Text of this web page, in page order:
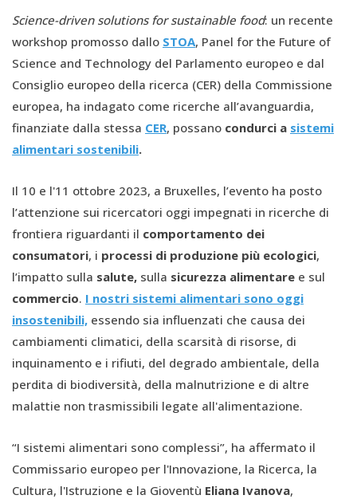
Science-driven solutions for sustainable food: un recente
workshop promosso dallo STOA, Panel for the Future of
Science and Technology del Parlamento europeo e dal
Consiglio europeo della ricerca (CER) della Commissione
europea, ha indagato come ricerche all’avanguardia,
finanziate dalla stessa CER, possano condurci a sistemi
alimentari sostenibili.
Il 10 e l'11 ottobre 2023, a Bruxelles, l’evento ha posto
l’attenzione sui ricercatori oggi impegnati in ricerche di
frontiera riguardanti il comportamento dei
consumatori, i processi di produzione più ecologici,
l’impatto sulla salute, sulla sicurezza alimentare e sul
commercio. I nostri sistemi alimentari sono oggi
insostenibili, essendo sia influenzati che causa dei
cambiamenti climatici, della scarsità di risorse, di
inquinamento e i rifiuti, del degrado ambientale, della
perdita di biodiversità, della malnutrizione e di altre
malattie non trasmissibili legate all'alimentazione.
“I sistemi alimentari sono complessi”, ha affermato il
Commissario europeo per l'Innovazione, la Ricerca, la
Cultura, l'Istruzione e la Gioventù Eliana Ivanova,